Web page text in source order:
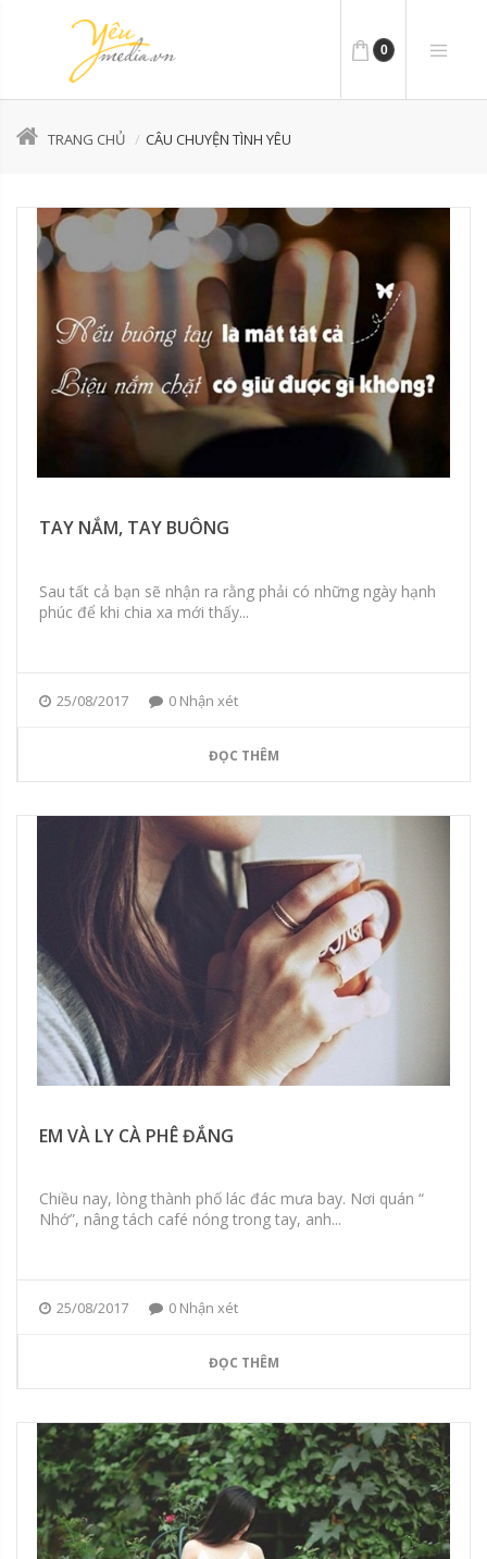
0
TRANG CHỦ CÂU CHUYỆN TÌNH YÊU
TAY NẮM, TAY BUÔNG
Sau tất cả bạn sẽ nhận ra rằng phải có những ngày hạnh
phúc để khi chia xa mới thấy...
25/08/2017 0 Nhận xét
ĐỌC THÊM
EM VÀ LY CÀ PHÊ ĐẮNG
Chiều nay, lòng thành phố lác đác mưa bay. Nơi quán “
Nhớ”, nâng tách café nóng trong tay, anh...
25/08/2017 0 Nhận xét
ĐỌC THÊM